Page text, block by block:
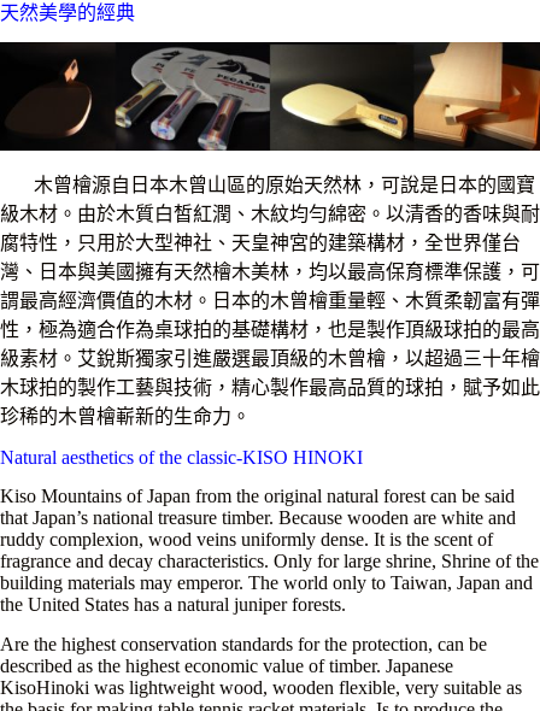
天然美學的經典
木曾檜源自日本木曾山區的原始天然林，可說是日本的國寶
級木材。由於木質白皙紅潤、木紋均勻綿密。以清香的香味與耐
腐特性，只用於大型神社、天皇神宮的建築構材，全世界僅台
灣、日本與美國擁有天然檜木美林，均以最高保育標準保護，可
謂最高經濟價值的木材。日本的木曾檜重量輕、木質柔韌富有彈
性，極為適合作為桌球拍的基礎構材，也是製作頂級球拍的最高
級素材。艾銳斯獨家引進嚴選最頂級的木曾檜，以超過三十年檜
木球拍的製作工藝與技術，精心製作最高品質的球拍，賦予如此
珍稀的木曾檜嶄新的生命力。
Natural aesthetics of the classic-KISO HINOKI
Kiso Mountains of Japan from the original natural forest can be said
that Japan’s national treasure timber. Because wooden are white and
ruddy complexion, wood veins uniformly dense. It is the scent of
fragrance and decay characteristics. Only for large shrine, Shrine of the
building materials may emperor. The world only to Taiwan, Japan and
the United States has a natural juniper forests.
Are the highest conservation standards for the protection, can be
described as the highest economic value of timber. Japanese
KisoHinoki was lightweight wood, wooden flexible, very suitable as